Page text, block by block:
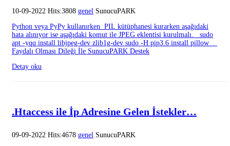
10-09-2022 Hits:3808 genel SunucuPARK
Python veya PyPy kullanırken PIL kütüphanesi kurarken aşağıdaki
hata alınıyor ise aşağıdaki komut ile JPEG eklentisi kurulmalı. sudo
apt -yqq install libjpeg-dev zlib1g-dev sudo -H pip3.6 install pillow
Faydalı Olması Dileği İle SunucuPARK Destek
Detay oku
.Htaccess ile İp Adresine Gelen İstekler…
09-09-2022 Hits:4678 genel SunucuPARK